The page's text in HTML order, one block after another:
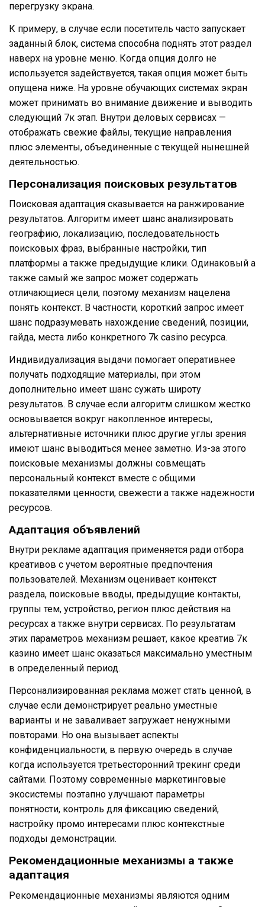
перегрузку экрана.
К примеру, в случае если посетитель часто запускает
заданный блок, система способна поднять этот раздел
наверх на уровне меню. Когда опция долго не
используется задействуется, такая опция может быть
опущена ниже. На уровне обучающих системах экран
может принимать во внимание движение и выводить
следующий 7к этап. Внутри деловых сервисах —
отображать свежие файлы, текущие направления
плюс элементы, объединенные с текущей нынешней
деятельностью.
Персонализация поисковых результатов
Поисковая адаптация сказывается на ранжирование
результатов. Алгоритм имеет шанс анализировать
географию, локализацию, последовательность
поисковых фраз, выбранные настройки, тип
платформы а также предыдущие клики. Одинаковый а
также самый же запрос может содержать
отличающиеся цели, поэтому механизм нацелена
понять контекст. В частности, короткий запрос имеет
шанс подразумевать нахождение сведений, позиции,
гайда, места либо конкретного 7k casino ресурса.
Индивидуализация выдачи помогает оперативнее
получать подходящие материалы, при этом
дополнительно имеет шанс сужать широту
результатов. В случае если алгоритм слишком жестко
основывается вокруг накопленное интересы,
альтернативные источники плюс другие углы зрения
имеют шанс выводиться менее заметно. Из-за этого
поисковые механизмы должны совмещать
персональный контекст вместе с общими
показателями ценности, свежести а также надежности
ресурсов.
Адаптация объявлений
Внутри рекламе адаптация применяется ради отбора
креативов с учетом вероятные предпочтения
пользователей. Механизм оценивает контекст
раздела, поисковые вводы, предыдущие контакты,
группы тем, устройство, регион плюс действия на
ресурсах а также внутри сервисах. По результатам
этих параметров механизм решает, какое креатив 7к
казино имеет шанс оказаться максимально уместным
в определенный период.
Персонализированная реклама может стать ценной, в
случае если демонстрирует реально уместные
варианты и не заваливает загружает ненужными
повторами. Но она вызывает аспекты
конфиденциальности, в первую очередь в случае
когда используется третьесторонний трекинг среди
сайтами. Поэтому современные маркетинговые
экосистемы поэтапно улучшают параметры
понятности, контроль для фиксацию сведений,
настройку промо интересами плюс контекстные
подходы демонстрации.
Рекомендационные механизмы а также
адаптация
Рекомендационные механизмы являются одним